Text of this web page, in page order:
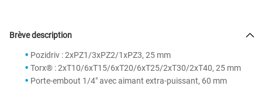
Brève description
Pozidriv : 2xPZ1/3xPZ2/1xPZ3, 25 mm
Torx® : 2xT10/6xT15/6xT20/6xT25/2xT30/2xT40, 25 mm
Porte-embout 1/4" avec aimant extra-puissant, 60 mm